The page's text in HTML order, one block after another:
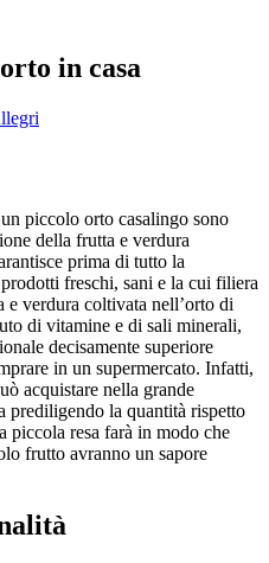
in casa
piccolo orto casalingo sono
della frutta e verdura
prima di tutto la
freschi, sani e la cui filiera
e verdura coltivata nell’orto di
di vitamine e di sali minerali,
decisamente superiore
in un supermercato. Infatti,
acquistare nella grande
prediligendo la quantità rispetto
piccola resa farà in modo che
frutto avranno un sapore